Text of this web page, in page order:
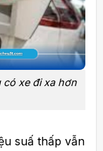
có xe đi xa hơn
suấ thấp vẫn